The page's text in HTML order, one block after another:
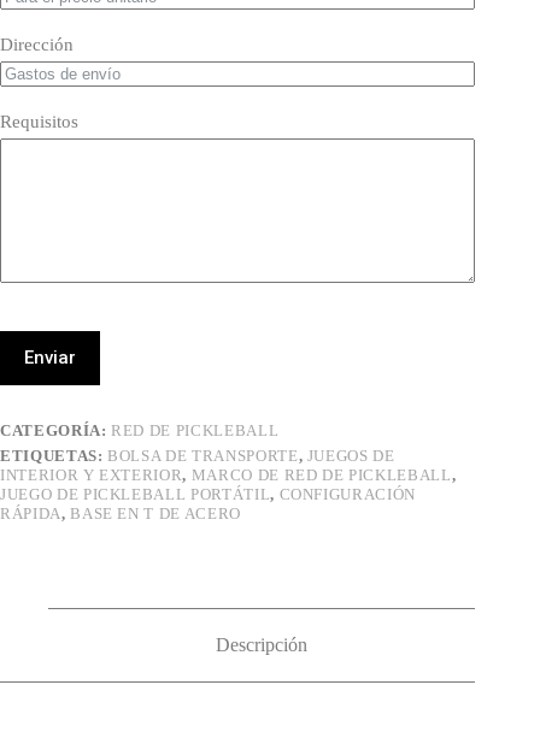
Dirección
Requisitos
Enviar
CATEGORÍA: RED DE PICKLEBALL
ETIQUETAS: BOLSA DE TRANSPORTE, JUEGOS DE
INTERIOR Y EXTERIOR, MARCO DE RED DE PICKLEBALL,
JUEGO DE PICKLEBALL PORTÁTIL, CONFIGURACIÓN
RÁPIDA, BASE EN T DE ACERO
Descripción